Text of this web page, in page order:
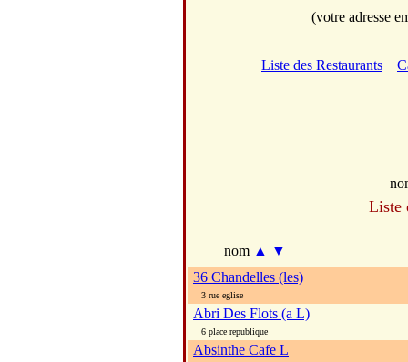
(votre adresse
Liste des Restaurants
Liste
nom ▲
▼
36 Chandelles (les)
3 rue eglise
Abri Des Flots (a L)
6 place republique
Absinthe Cafe L